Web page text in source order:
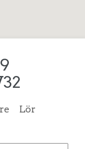
Lör